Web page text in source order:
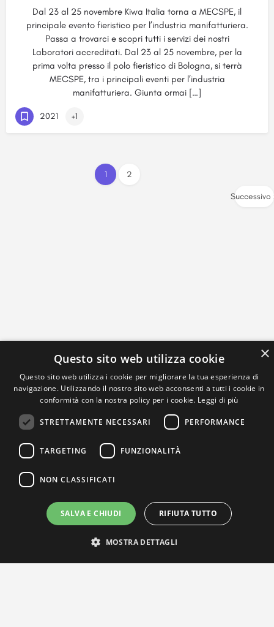
Dal 23 al 25 novembre Kiwa Italia torna a MECSPE, il
principale evento fieristico per l’industria manifatturiera.
Passa a trovarci e scopri tutti i servizi dei nostri
Laboratori accreditati. Dal 23 al 25 novembre, per la
prima volta presso il polo fieristico di Bologna, si terrà
MECSPE, tra i principali eventi per l’industria
manifatturiera. Giunta ormai […]
2021 +1
1 2
Successivo
×
Questo sito web utilizza cookie
Questo sito web utilizza i cookie per migliorare la tua esperienza di
navigazione. Utilizzando il nostro sito web acconsenti a tutti i cookie in
conformità con la nostra policy per i cookie. Leggi di più
STRETTAMENTE NECESSARI PERFORMANCE
TARGETING FUNZIONALITÀ
NON CLASSIFICATI
SALVA E CHIUDI RIFIUTA TUTTO
MOSTRA DETTAGLI